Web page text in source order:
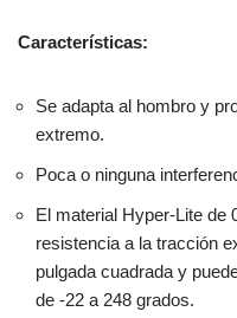
Características:
Se adapta al hombro y
extremo.
Poca o ninguna
El material Hyper-Lite de
resistencia a la tracción
pulgada cuadrada y
de -22 a 248 grados.